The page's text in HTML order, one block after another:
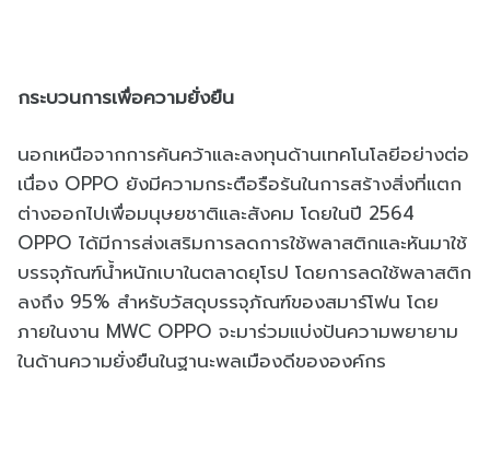
กระบวนการเพื่อความยั่งยืน
นอกเหนือจากการค้นคว้าและลงทุนด้านเทคโนโลยีอย่างต่อ
เนื่อง OPPO ยังมีความกระตือรือร้นในการสร้างสิ่งที่แตก
ต่างออกไปเพื่อมนุษยชาติและสังคม โดยในปี 2564
OPPO ได้มีการส่งเสริมการลดการใช้พลาสติกและหันมาใช้
บรรจุภัณฑ์น้ำหนักเบาในตลาดยุโรป โดยการลดใช้พลาสติก
ลงถึง 95% สำหรับวัสดุบรรจุภัณฑ์ของสมาร์โฟน โดย
ภายในงาน MWC OPPO จะมาร่วมแบ่งปันความพยายาม
ในด้านความยั่งยืนในฐานะพลเมืองดีขององค์กร